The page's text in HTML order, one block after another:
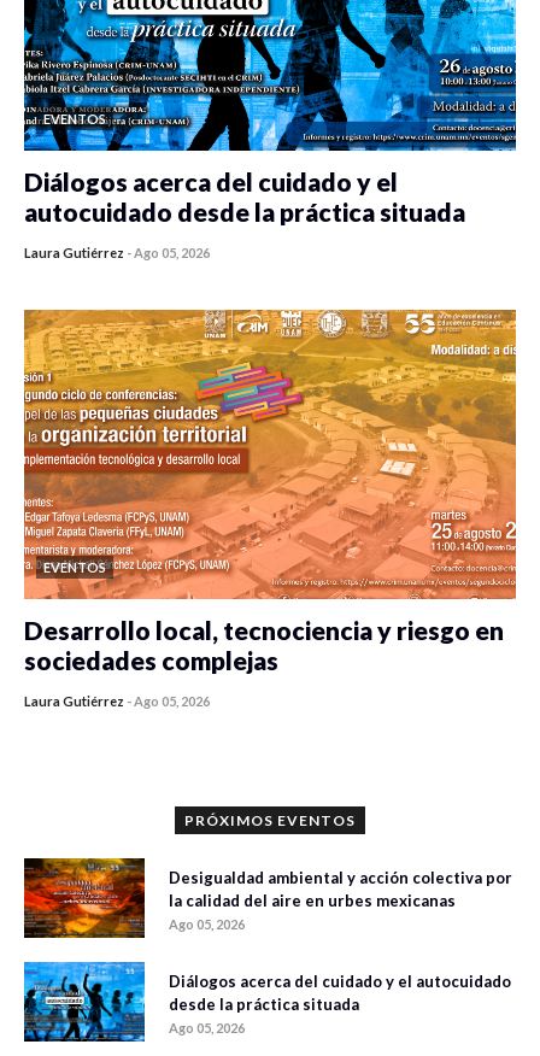
EVENTOS
Diálogos acerca del cuidado y el
autocuidado desde la práctica situada
Laura Gutiérrez -Ago 05, 2026
EVENTOS
Desarrollo local, tecnociencia y riesgo en
sociedades complejas
Laura Gutiérrez -Ago 05, 2026
PRÓXIMOS EVENTOS
Desigualdad ambiental y acción colectiva por
la calidad del aire en urbes mexicanas
Ago 05, 2026
Diálogos acerca del cuidado y el autocuidado
desde la práctica situada
Ago 05, 2026